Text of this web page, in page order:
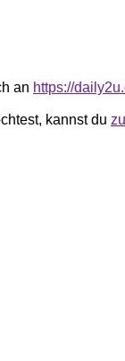
an https://
kannst du